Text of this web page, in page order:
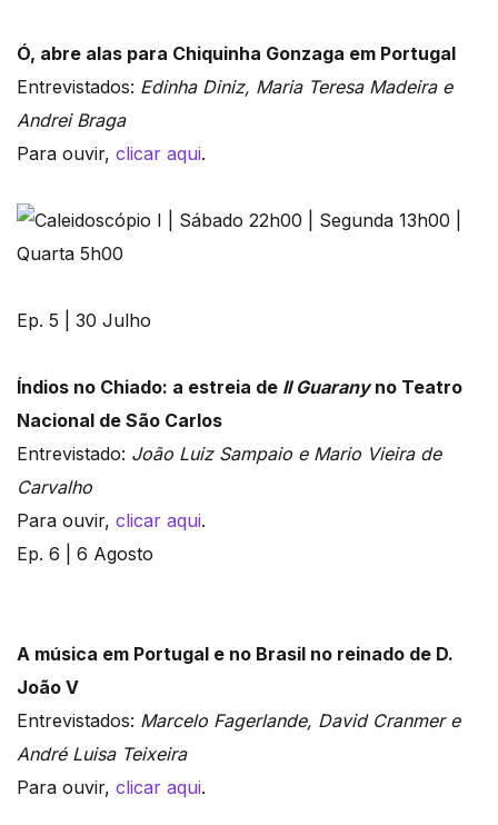
Ó, abre alas para Chiquinha Gonzaga em Portugal
Entrevistados: Edinha Diniz, Maria Teresa Madeira e
Andrei Braga
Para ouvir, clicar aqui.
Ep. 5 | 30 Julho
Índios no Chiado: a estreia de Il Guaranyno Teatro
Nacional de São Carlos
Entrevistado: João Luiz Sampaio e Mario Vieira de
Carvalho
Para ouvir, clicar aqui.
Ep. 6 | 6 Agosto
A música em Portugal e no Brasil no reinado de D.
João V
Entrevistados: Marcelo Fagerlande, David Cranmer e
André Luisa Teixeira
Para ouvir, clicar aqui.